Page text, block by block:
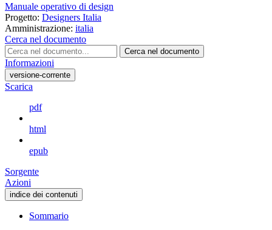
Manuale operativo di design
Progetto: Designers Italia
Amministrazione: italia
Cerca nel documento
Cerca nel documento
Informazioni
versione-corrente
Scarica
pdf
html
epub
Sorgente
Azioni
indice dei contenuti
Sommario